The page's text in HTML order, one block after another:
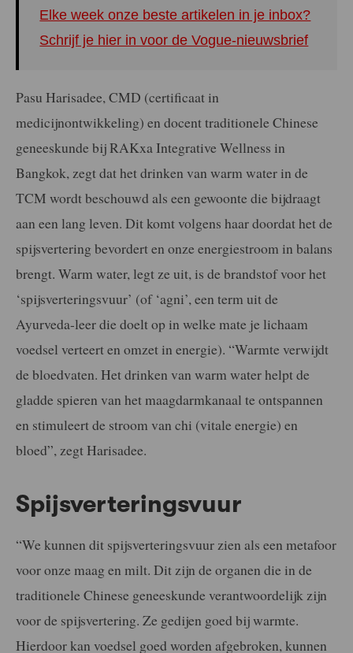
Elke week onze beste artikelen in je inbox?
Schrijf je hier in voor de Vogue-nieuwsbrief
Pasu Harisadee, CMD (certificaat in
medicijnontwikkeling) en docent traditionele Chinese
geneeskunde bij RAKxa Integrative Wellness in
Bangkok, zegt dat het drinken van warm water in de
TCM wordt beschouwd als een gewoonte die bijdraagt
aan een lang leven. Dit komt volgens haar doordat het de
spijsvertering bevordert en onze energiestroom in balans
brengt. Warm water, legt ze uit, is de brandstof voor het
‘spijsverteringsvuur’ (of ‘agni’, een term uit de
Ayurveda-leer die doelt op in welke mate je lichaam
voedsel verteert en omzet in energie). “Warmte verwijdt
de bloedvaten. Het drinken van warm water helpt de
gladde spieren van het maagdarmkanaal te ontspannen
en stimuleert de stroom van chi (vitale energie) en
bloed”, zegt Harisadee.
Spijsverteringsvuur
“We kunnen dit spijsverteringsvuur zien als een metafoor
voor onze maag en milt. Dit zijn de organen die in de
traditionele Chinese geneeskunde verantwoordelijk zijn
voor de spijsvertering. Ze gedijen goed bij warmte.
Hierdoor kan voedsel goed worden afgebroken, kunnen